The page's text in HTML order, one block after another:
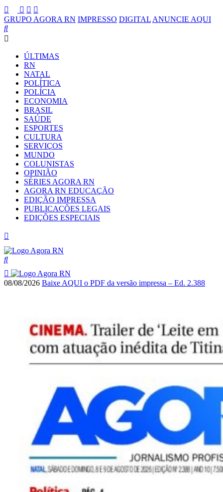
GRUPO AGORA RN IMPRESSO DIGITAL ANUNCIE AQUI
ÚLTIMAS
RN
NATAL
POLÍTICA
POLÍCIA
ECONOMIA
BRASIL
SAÚDE
ESPORTES
CULTURA
SERVIÇOS
MUNDO
COLUNISTAS
OPINIÃO
SÉRIES AGORA RN
AGORA RN EDUCAÇÃO
EDIÇÃO IMPRESSA
PUBLICAÇÕES LEGAIS
EDIÇÕES ESPECIAIS
08/08/2026 Baixe AQUI o PDF da versão impressa – Ed. 2.388